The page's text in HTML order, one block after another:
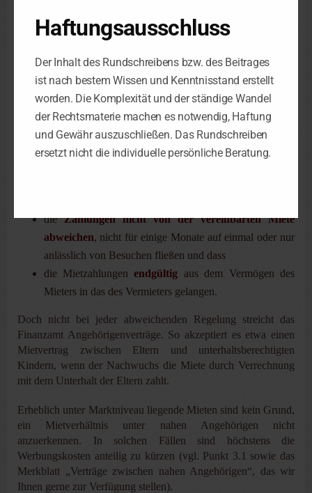
der Mietvertrag wirksam abgeschlossen
Schriftform ist zwar nicht erforderlich, aber dringend zu
empfehlen,
keine rückwirkenden Vereinbarungengetroffen
werden,
die
Vereinbarungenklar und eindeutig
wie unter
Fremden gestaltet sind und die Miete laufend gezahlt
dieZahlungen nicht von der vereinbarten Miete
abweichen, nicht für einige Monate auf einmal oder nur
anlässlich von Besuchen fließen und dass
die Mietzahlungenendgültig aus dem Vermögen des
Mieters in das des Vermieters gelangen.
Doch nicht bei jeder abweichenden Regelung streicht das
Finanzamt Angehörigenverträge. So akzeptiert es etwa einen
Mietvertrag zwischen Eltern und unterhaltsberechtigten
Kindern, wenn der Nachwuchs die Miete durch Verrechnung
mit dem Unterhalt der Eltern zahlt.
Erheblich unter Marktniveau liegende Mieten sind kein Grund,
ein Mietverhältnis unter nahen Angehörigen nicht
anzuerkennen. In solchen Fällen sind höchstens die
Werbungskosten anteilig zu kürzen (vgl. Punkt 3.1 sowie das
Merkblatt „Verträge zwischen nahen Angehörigen“, das wir
Ihnen gerne zur Verfügung stellen).
Haftungsausschluss
Der Inhalt des Rundschreibens bzw. des Beitrages
ist nach bestem Wissen und Kenntnisstand erstellt
worden. Die Komplexität und der ständige Wandel
der Rechtsmaterie machen es notwendig, Haftung
und Gewähr auszuschließen. Das Rundschreiben
ersetzt nicht die individuelle persönliche Beratung.